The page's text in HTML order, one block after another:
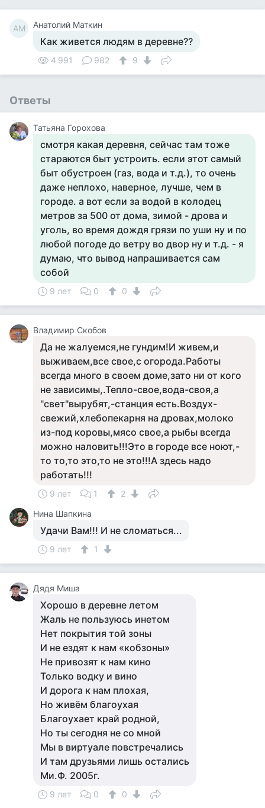
АМ Анатолий Маткин
Как живется людям в деревне??
4 991 982 9
Ответы
Татьяна Горохова
смотря какая деревня, сейчас там тоже
стараются быт устроить. если этот самый
быт обустроен (газ, вода и т.д.), то очень
даже неплохо, наверное, лучше, чем в
городе. а вот если за водой в колодец
метров за 500 от дома, зимой - дрова и
уголь, во время дождя грязи по уши ну и по
любой погоде до ветру во двор ну и т.д. - я
думаю, что вывод напрашивается сам
собой
9 лет 0 0
Владимир Скобов
Да не жалуемся,не гундим!И живем,и
выживаем,все свое,с огорода.Работы
всегда много в своем доме,зато ни от кого
не зависимы,.Тепло-свое,вода-своя,а
"свет"вырубят,-станция есть.Воздух-
свежий,хлебопекарня на дровах,молоко
из-под коровы,мясо свое,а рыбы всегда
можно наловить!!!Это в городе все ноют,-
то то,то это,то не это!!!А здесь надо
работать!!!
9 лет 1
2
Нина Шапкина
Удачи Вам!!! И не сломаться...
9 лет 1
Дядя Миша
Хорошо в деревне летом
Жаль не пользуюсь инетом
Нет покрытия той зоны
И не ездят к нам «кобзоны»
Не привозят к нам кино
Только водку и вино
И дорога к нам плохая,
Но живём благоухая
Благоухает край родной,
Но ты сегодня не со мной
Мы в виртуале повстречались
И там друзьями лишь остались
Ми.Ф. 2005г.
9 лет 0 0